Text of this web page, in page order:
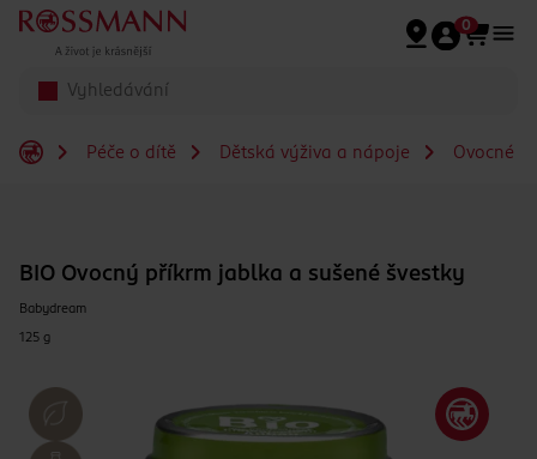
Přeskočit na hlavmní obsah
0
Péče o dítě Dětská výživa a nápoje Ovocné
BIO Ovocný příkrm jablka a sušené švestky
Babydream
125 g